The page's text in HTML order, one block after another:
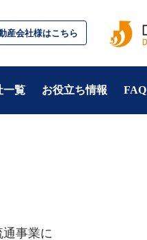
産会社様はこちら
一覧 お役立ち情報 FAQ
事業に